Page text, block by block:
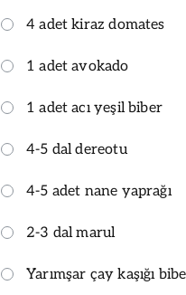
4 adet kiraz domates
1 adet avokado
1 adet acı yeşil biber
4-5 dal dereotu
4-5 adet nane yaprağı
2-3 dal marul
Yarımşar çay kaşığı